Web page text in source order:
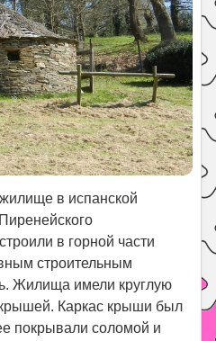
в испанской
в горной части
строительным
Жилища имели круглую
Каркас крыши был
покрывали соломой и